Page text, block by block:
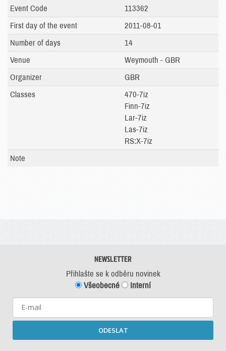
Event Code
113362
First day of the event
2011-08-01
Number of days
14
Venue
Weymouth - GBR
Organizer
GBR
Classes
470-7iz
Finn-7iz
Lar-7iz
Las-7iz
RS:X-7iz
Note
NEWSLETTER
Přihlašte se k odběru novinek
Všeobecné
Interní
ODESLAT